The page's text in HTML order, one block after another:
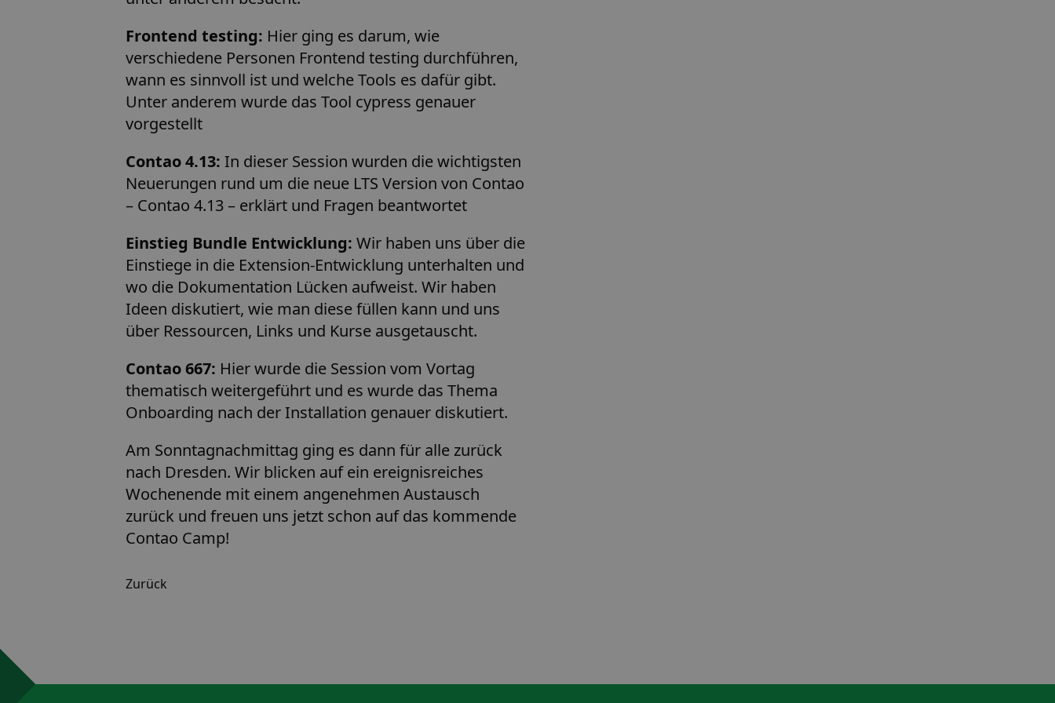
Frontend testing: Hier ging es darum, wie
verschiedene Personen Frontend testing durchführen,
wann es sinnvoll ist und welche Tools es dafür gibt.
Unter anderem wurde das Tool cypress genauer
vorgestellt
Contao 4.13: In dieser Session wurden die wichtigsten
Neuerungen rund um die neue LTS Version von Contao
– Contao 4.13 – erklärt und Fragen beantwortet
Einstieg Bundle Entwicklung: Wir haben uns über die
Einstiege in die Extension-Entwicklung unterhalten und
wo die Dokumentation Lücken aufweist. Wir haben
Ideen diskutiert, wie man diese füllen kann und uns
über Ressourcen, Links und Kurse ausgetauscht.
Contao 667: Hier wurde die Session vom Vortag
thematisch weitergeführt und es wurde das Thema
Onboarding nach der Installation genauer diskutiert.
Am Sonntagnachmittag ging es dann für alle zurück
nach Dresden. Wir blicken auf ein ereignisreiches
Wochenende mit einem angenehmen Austausch
zurück und freuen uns jetzt schon auf das kommende
Contao Camp!
Zurück